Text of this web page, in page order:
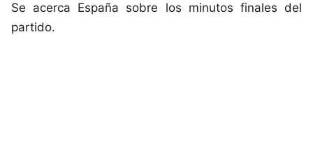
Se acerca España sobre los minutos finales del
partido.